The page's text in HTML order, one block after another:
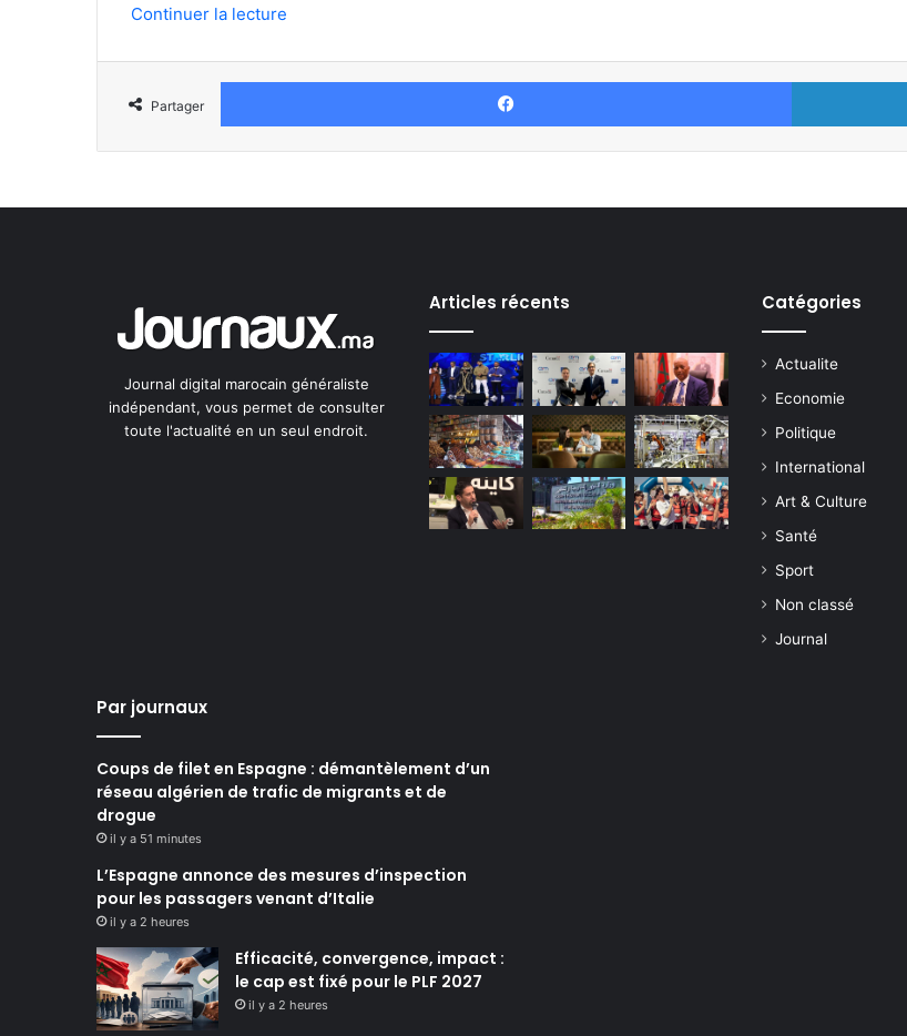
Continuer la lecture
Partager
Facebook
Journal digital marocain généraliste
indépendant, vous permet de consulter
toute l'actualité en un seul endroit.
Articles récents Catégories
Actualite
Economie
Politique
International
Art & Culture
Santé
Sport
Non classé
Journal
Par journaux
Coups de filet en Espagne : démantèlement d’un
réseau algérien de trafic de migrants et de
drogue
il y a 51 minutes
L’Espagne annonce des mesures d’inspection
pour les passagers venant d’Italie
il y a 2 heures
Efficacité, convergence, impact :
le cap est fixé pour le PLF 2027
il y a 2 heures